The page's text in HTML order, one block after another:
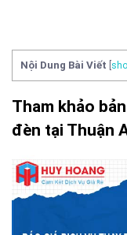
Nội Dung Bài Viết
Tham khảo
đèn tại Thuận